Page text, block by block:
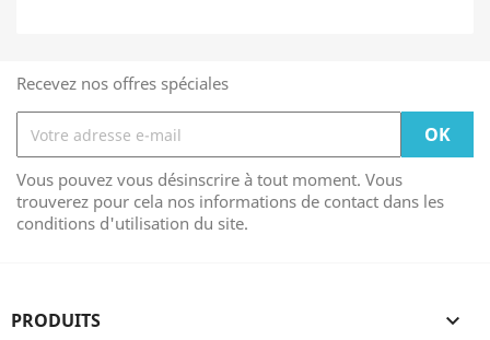
Recevez nos offres spéciales
Vous pouvez vous désinscrire à tout moment. Vous
trouverez pour cela nos informations de contact dans les
conditions d'utilisation du site.
PRODUITS 